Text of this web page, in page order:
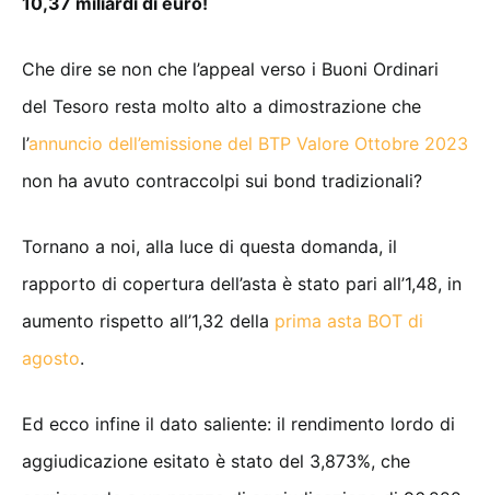
Che dire se non che l’appeal verso i Buoni Ordinari
del Tesoro resta molto alto a dimostrazione che
l’annuncio dell’emissione del BTP Valore Ottobre 2023
non ha avuto contraccolpi sui bond tradizionali?
Tornano a noi, alla luce di questa domanda, il
rapporto di copertura dell’asta è stato pari all’1,48, in
aumento rispetto all’1,32 della prima asta BOT di
agosto.
Ed ecco infine il dato saliente: il rendimento lordo di
aggiudicazione esitato è stato del 3,873%, che